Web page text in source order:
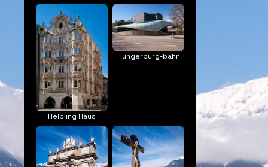
Helbling Haus
Hungerburg-bahn